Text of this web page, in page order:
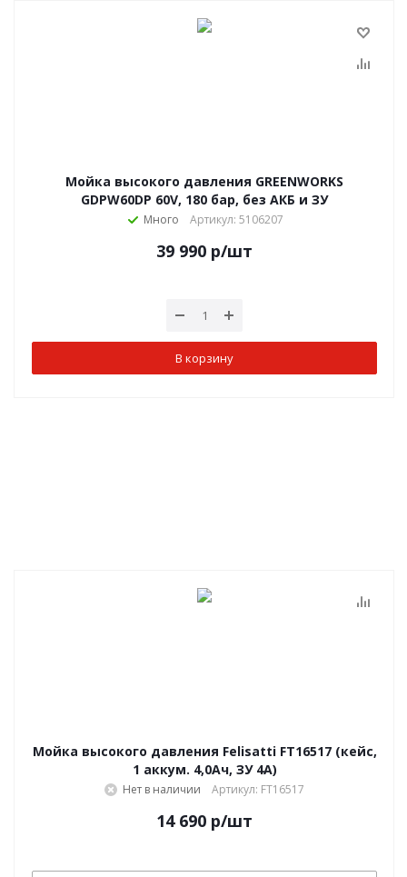
Мойка высокого давления GREENWORKS
GDPW60DP 60V, 180 бар, без АКБ и ЗУ
Много Артикул: 5106207
39 990 р/шт
В корзину
Мойка высокого давления Felisatti FT16517 (кейс,
1 аккум. 4,0Ач, ЗУ 4А)
Нет в наличии Артикул: FT16517
14 690 р/шт